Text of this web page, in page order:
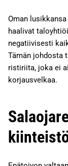
Oman
haalivat
negatiivisesti
Tämän johdosta
ristiriita, joka ei
korjausvelkaa.